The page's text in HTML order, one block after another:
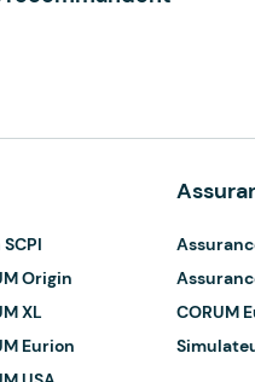
Origin
XL
Eurion
CORUM